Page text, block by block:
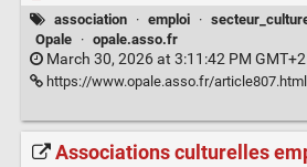
association · emploi ·
Opale
· opale.asso.fr
March 30, 2026 at 3:11:42 PM GMT+2
https://www.opale.asso.fr/article807.html
Associations culturelles